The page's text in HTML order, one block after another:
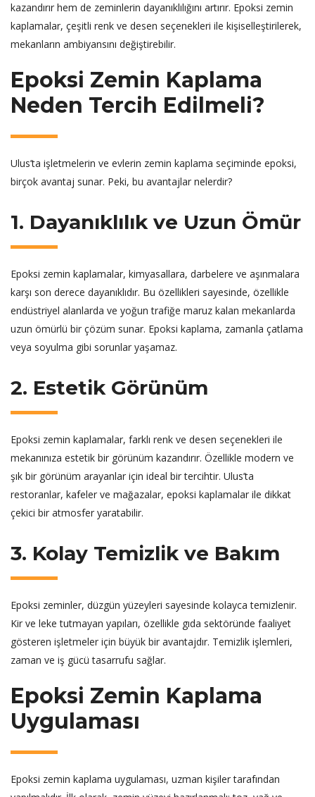
kazandırır hem de zeminlerin dayanıklılığını artırır. Epoksi zemin
kaplamalar, çeşitli renk ve desen seçenekleri ile kişiselleştirilerek,
mekanların ambiyansını değiştirebilir.
Epoksi Zemin Kaplama
Neden Tercih Edilmeli?
Ulus’ta işletmelerin ve evlerin zemin kaplama seçiminde epoksi,
birçok avantaj sunar. Peki, bu avantajlar nelerdir?
1. Dayanıklılık ve Uzun Ömür
Epoksi zemin kaplamalar, kimyasallara, darbelere ve aşınmalara
karşı son derece dayanıklıdır. Bu özellikleri sayesinde, özellikle
endüstriyel alanlarda ve yoğun trafiğe maruz kalan mekanlarda
uzun ömürlü bir çözüm sunar. Epoksi kaplama, zamanla çatlama
veya soyulma gibi sorunlar yaşamaz.
2. Estetik Görünüm
Epoksi zemin kaplamalar, farklı renk ve desen seçenekleri ile
mekanınıza estetik bir görünüm kazandırır. Özellikle modern ve
şık bir görünüm arayanlar için ideal bir tercihtir. Ulus’ta
restoranlar, kafeler ve mağazalar, epoksi kaplamalar ile dikkat
çekici bir atmosfer yaratabilir.
3. Kolay Temizlik ve Bakım
Epoksi zeminler, düzgün yüzeyleri sayesinde kolayca temizlenir.
Kir ve leke tutmayan yapıları, özellikle gıda sektöründe faaliyet
gösteren işletmeler için büyük bir avantajdır. Temizlik işlemleri,
zaman ve iş gücü tasarrufu sağlar.
Epoksi Zemin Kaplama
Uygulaması
Epoksi zemin kaplama uygulaması, uzman kişiler tarafından